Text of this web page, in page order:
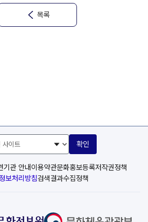
목록
기관 안내이용약관문화홍보등록저작권정책
보처리방침검색결과수집정책
확인